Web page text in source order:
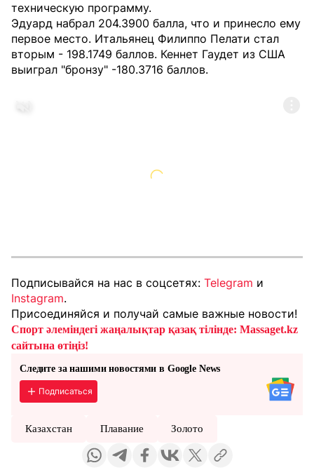
техническую программу.
Эдуард набрал 204.3900 балла, что и принесло ему
первое место. Итальянец Филиппо Пелати стал
вторым - 198.1749 баллов. Кеннет Гаудет из США
выиграл "бронзу" -180.3716 баллов.
Подписывайся на нас в соцсетях: Telegram и
Instagram.
Присоединяйся и получай самые важные новости!
Спорт әлеміндегі жаңалықтар қазақ тілінде: Massaget.kz
сайтына өтіңіз!
Следите за нашими новостями в Google News
Подписаться
Казахстан Плавание Золото